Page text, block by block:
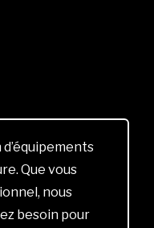
Que vous
nous
besoin pour